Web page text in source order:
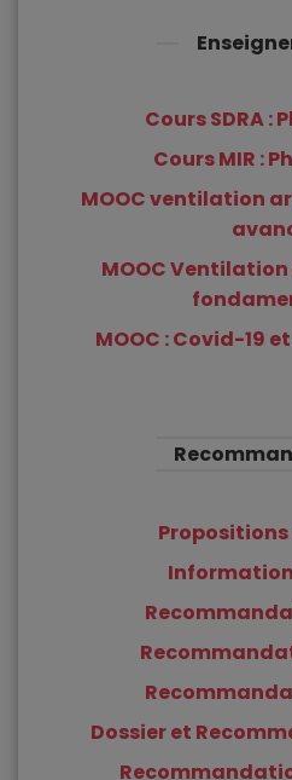
Cours SDRA :
Cours MIR :
MOOC ventilation
MOOC
MOOC : Covid-19
Propositions
Information
Dossier et